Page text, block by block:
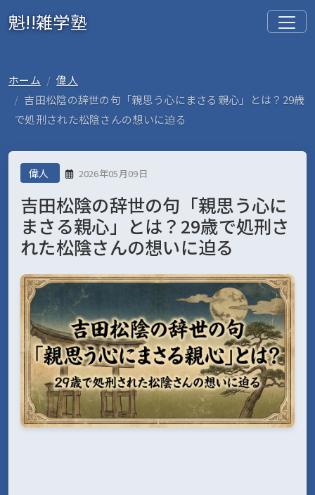
魁!!雑学塾
ホーム
偉人
吉田松陰の辞世の句「親思う心にまさる親心」とは？29歳
で処刑された松陰さんの想いに迫る
偉人 2026年05月09日
吉田松陰の辞世の句「親思う心に
まさる親心」とは？29歳で処刑さ
れた松陰さんの想いに迫る